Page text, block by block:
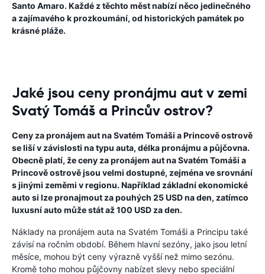
Santo Amaro. Každé z těchto měst nabízí něco jedinečného
a zajímavého k prozkoumání, od historických památek po
krásné pláže.
Jaké jsou ceny pronájmu aut v zemi
Svatý Tomáš a Princův ostrov?
Ceny za pronájem aut na Svatém Tomáši a Princově ostrově
se liší v závislosti na typu auta, délka pronájmu a půjčovna.
Obecně platí, že ceny za pronájem aut na Svatém Tomáši a
Princově ostrově jsou velmi dostupné, zejména ve srovnání
s jinými zeměmi v regionu. Například základní ekonomické
auto si lze pronajmout za pouhých 25 USD na den, zatímco
luxusní auto může stát až 100 USD za den.
Náklady na pronájem auta na Svatém Tomáši a Principu také
závisí na ročním období. Během hlavní sezóny, jako jsou letní
měsíce, mohou být ceny výrazně vyšší než mimo sezónu.
Kromě toho mohou půjčovny nabízet slevy nebo speciální